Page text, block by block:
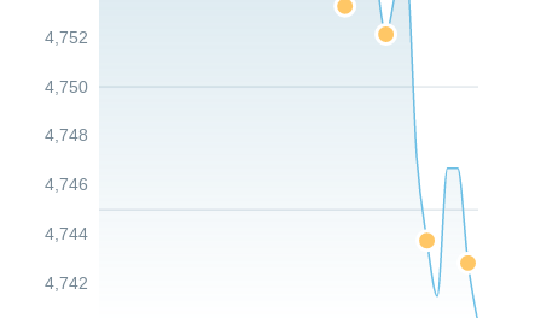
4,742
4,744
4,746
4,748
4,750
4,752